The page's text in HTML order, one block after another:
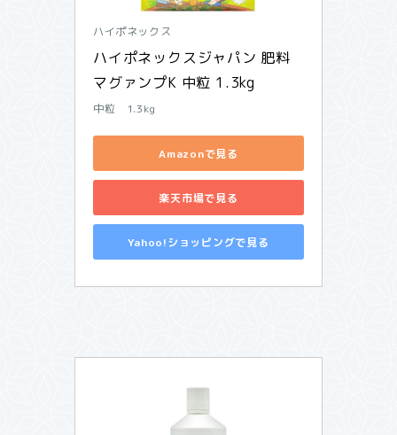
ハイポネックス
ハイポネックスジャパン 肥料
マグァンプK 中粒 1.3kg
中粒 1.3kg
Amazonで見る
楽天市場で見る
Yahoo!ショッピングで見る